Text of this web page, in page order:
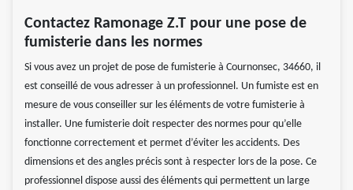
Contactez Ramonage Z.T pour une pose de
fumisterie dans les normes
Si vous avez un projet de pose de fumisterie à Cournonsec, 34660, il
est conseillé de vous adresser à un professionnel. Un fumiste est en
mesure de vous conseiller sur les éléments de votre fumisterie à
installer. Une fumisterie doit respecter des normes pour qu’elle
fonctionne correctement et permet d’éviter les accidents. Des
dimensions et des angles précis sont à respecter lors de la pose. Ce
professionnel dispose aussi des éléments qui permettent un large